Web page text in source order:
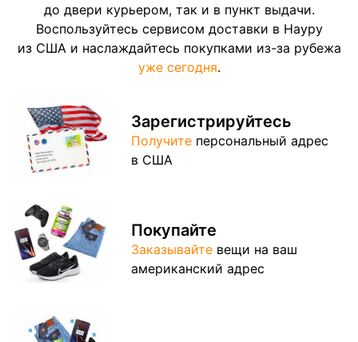
до двери курьером, так и в пункт выдачи.
Воспользуйтесь сервисом доставки в Науру
из США и наслаждайтесь покупками из-за рубежа
уже сегодня.
Зарегистрируйтесь
Получите персональный адрес
в США
Покупайте
Заказывайте вещи на ваш
американский адрес